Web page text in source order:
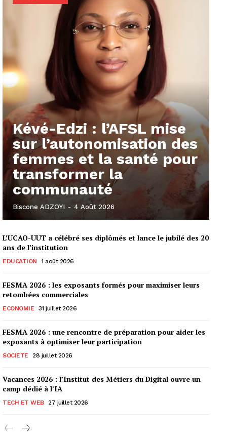
Kévé-Edzi : l’AFSL mise
sur l’autonomisation des
femmes et la santé pour
transformer la
communauté
Biscone ADZOYI - 4 Août 2026
L’UCAO-UUT a célébré ses diplômés et lance le jubilé des 20
ans de l’institution
EDUCATION 1 août 2026
FESMA 2026 : les exposants formés pour maximiser leurs
retombées commerciales
ECONOMIE 31 juillet 2026
FESMA 2026 : une rencontre de préparation pour aider les
exposants à optimiser leur participation
SOCIETE 28 juillet 2026
Vacances 2026 : l’Institut des Métiers du Digital ouvre un
camp dédié à l’IA
TECH ET WEB 27 juillet 2026